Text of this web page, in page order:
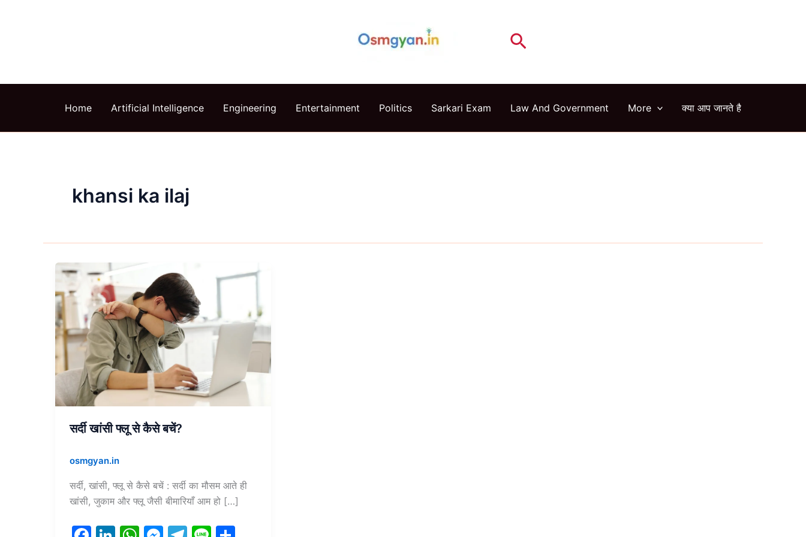
Search
Home Artificial Intelligence Engineering Entertainment Politics Sarkari Exam Law And Government More क्या आप जानते है
khansi ka ilaj
सर्दी खांसी फ्लू से कैसे बचें?
osmgyan.in
सर्दी, खांसी, फ्लू से कैसे बचें : सर्दी का मौसम आते ही
खांसी, जुकाम और फ्लू जैसी बीमारियाँ आम हो […]
सर्दी
खांसी
फ्लू
कैसे
बचें?